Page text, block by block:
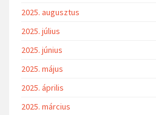
2025. augusztus
2025. július
2025. június
2025. május
2025. április
2025. március